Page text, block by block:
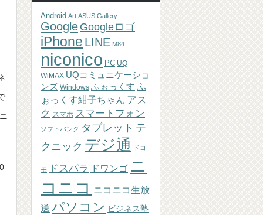
Android Art ASUS Gallery
Google Googleロゴ
iPhone LINE M84
niconico PC UQ
WiMAX UQコミュニケーショ
ンズ Windows ふぉっくす ふ
ぉっくす紺子ちゃん アス
ク スマホ スマートフォン
ソフトバンク タブレット テ
クニック デジ通 ドコ
モ ドスパラ ドワンゴ ニ
コニコ ニコニコ生放
送 パソコン ビジネス塾